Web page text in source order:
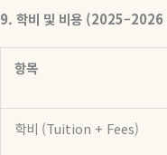
9. 학비 및 비용 (2025–2026
항목
학비 (Tuition + Fees)